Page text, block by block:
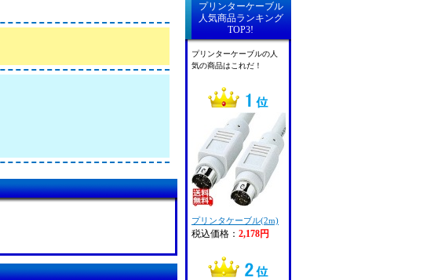
プリンターケーブル
人気商品ランキング
TOP3!
プリンターケーブルの人
気の商品はこれだ！
プリンタケーブル(2m)
税込価格： 2,178円